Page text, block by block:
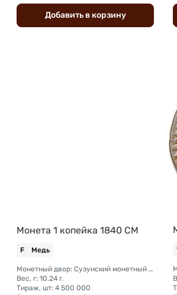
Добавить вкорзину
Монета 1 копейка 1840 СМ
F Медь
Монетный двор: Сузунский монетный двор (Сибирь)
Вес, г: 10.24 г.
Тираж, шт: 4 500 000